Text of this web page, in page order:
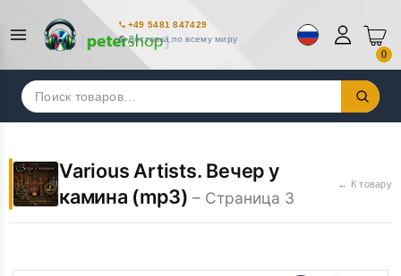
+49 5481 847429
Доставка по всему миру
0
Искать:
Various Artists. Вечер у
камина (mp3) – Страница 3
← К товару